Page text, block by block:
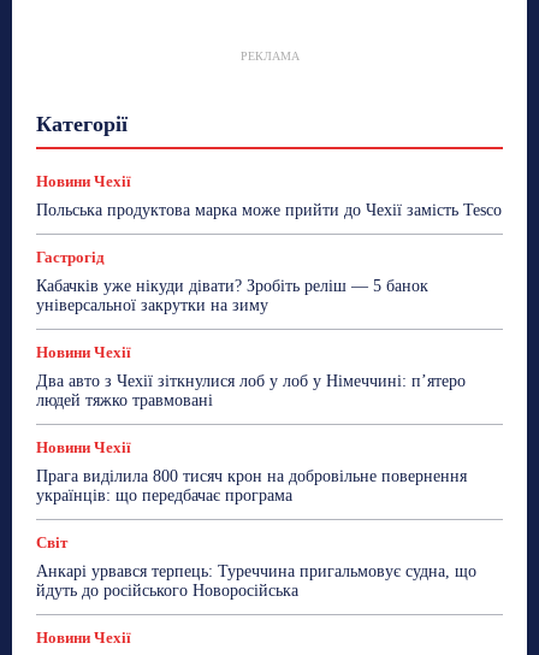
РЕКЛАМА
Категорії
Новини Чехії
Сад та город Світ
Спорт
ТехноМанія
Топ-новини Фоторепортаж
Новини Чехії
Польська продуктова марка може прийти до Чехії замість Tesco
Гастрогід
Кабачків уже нікуди дівати? Зробіть реліш — 5 банок
універсальної закрутки на зиму
Новини Чехії
Два авто з Чехії зіткнулися лоб у лоб у Німеччині: п’ятеро
людей тяжко травмовані
Новини Чехії
Прага виділила 800 тисяч крон на добровільне повернення
українців: що передбачає програма
Світ
Анкарі урвався терпець: Туреччина пригальмовує судна, що
йдуть до російського Новоросійська
Новини Чехії